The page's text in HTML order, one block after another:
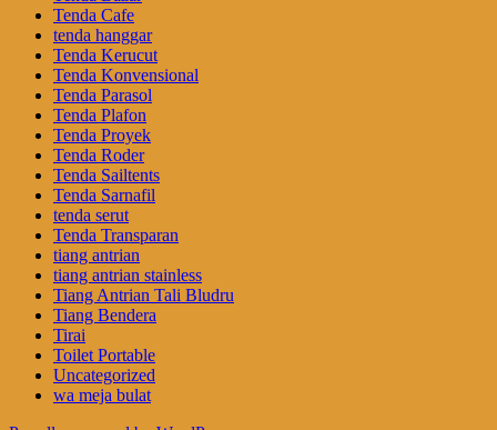
Tenda Cafe
tenda hanggar
Tenda Kerucut
Tenda Konvensional
Tenda Parasol
Tenda Plafon
Tenda Proyek
Tenda Roder
Tenda Sailtents
Tenda Sarnafil
tenda serut
Tenda Transparan
tiang antrian
tiang antrian stainless
Tiang Antrian Tali Bludru
Tiang Bendera
Tirai
Toilet Portable
Uncategorized
wa meja bulat